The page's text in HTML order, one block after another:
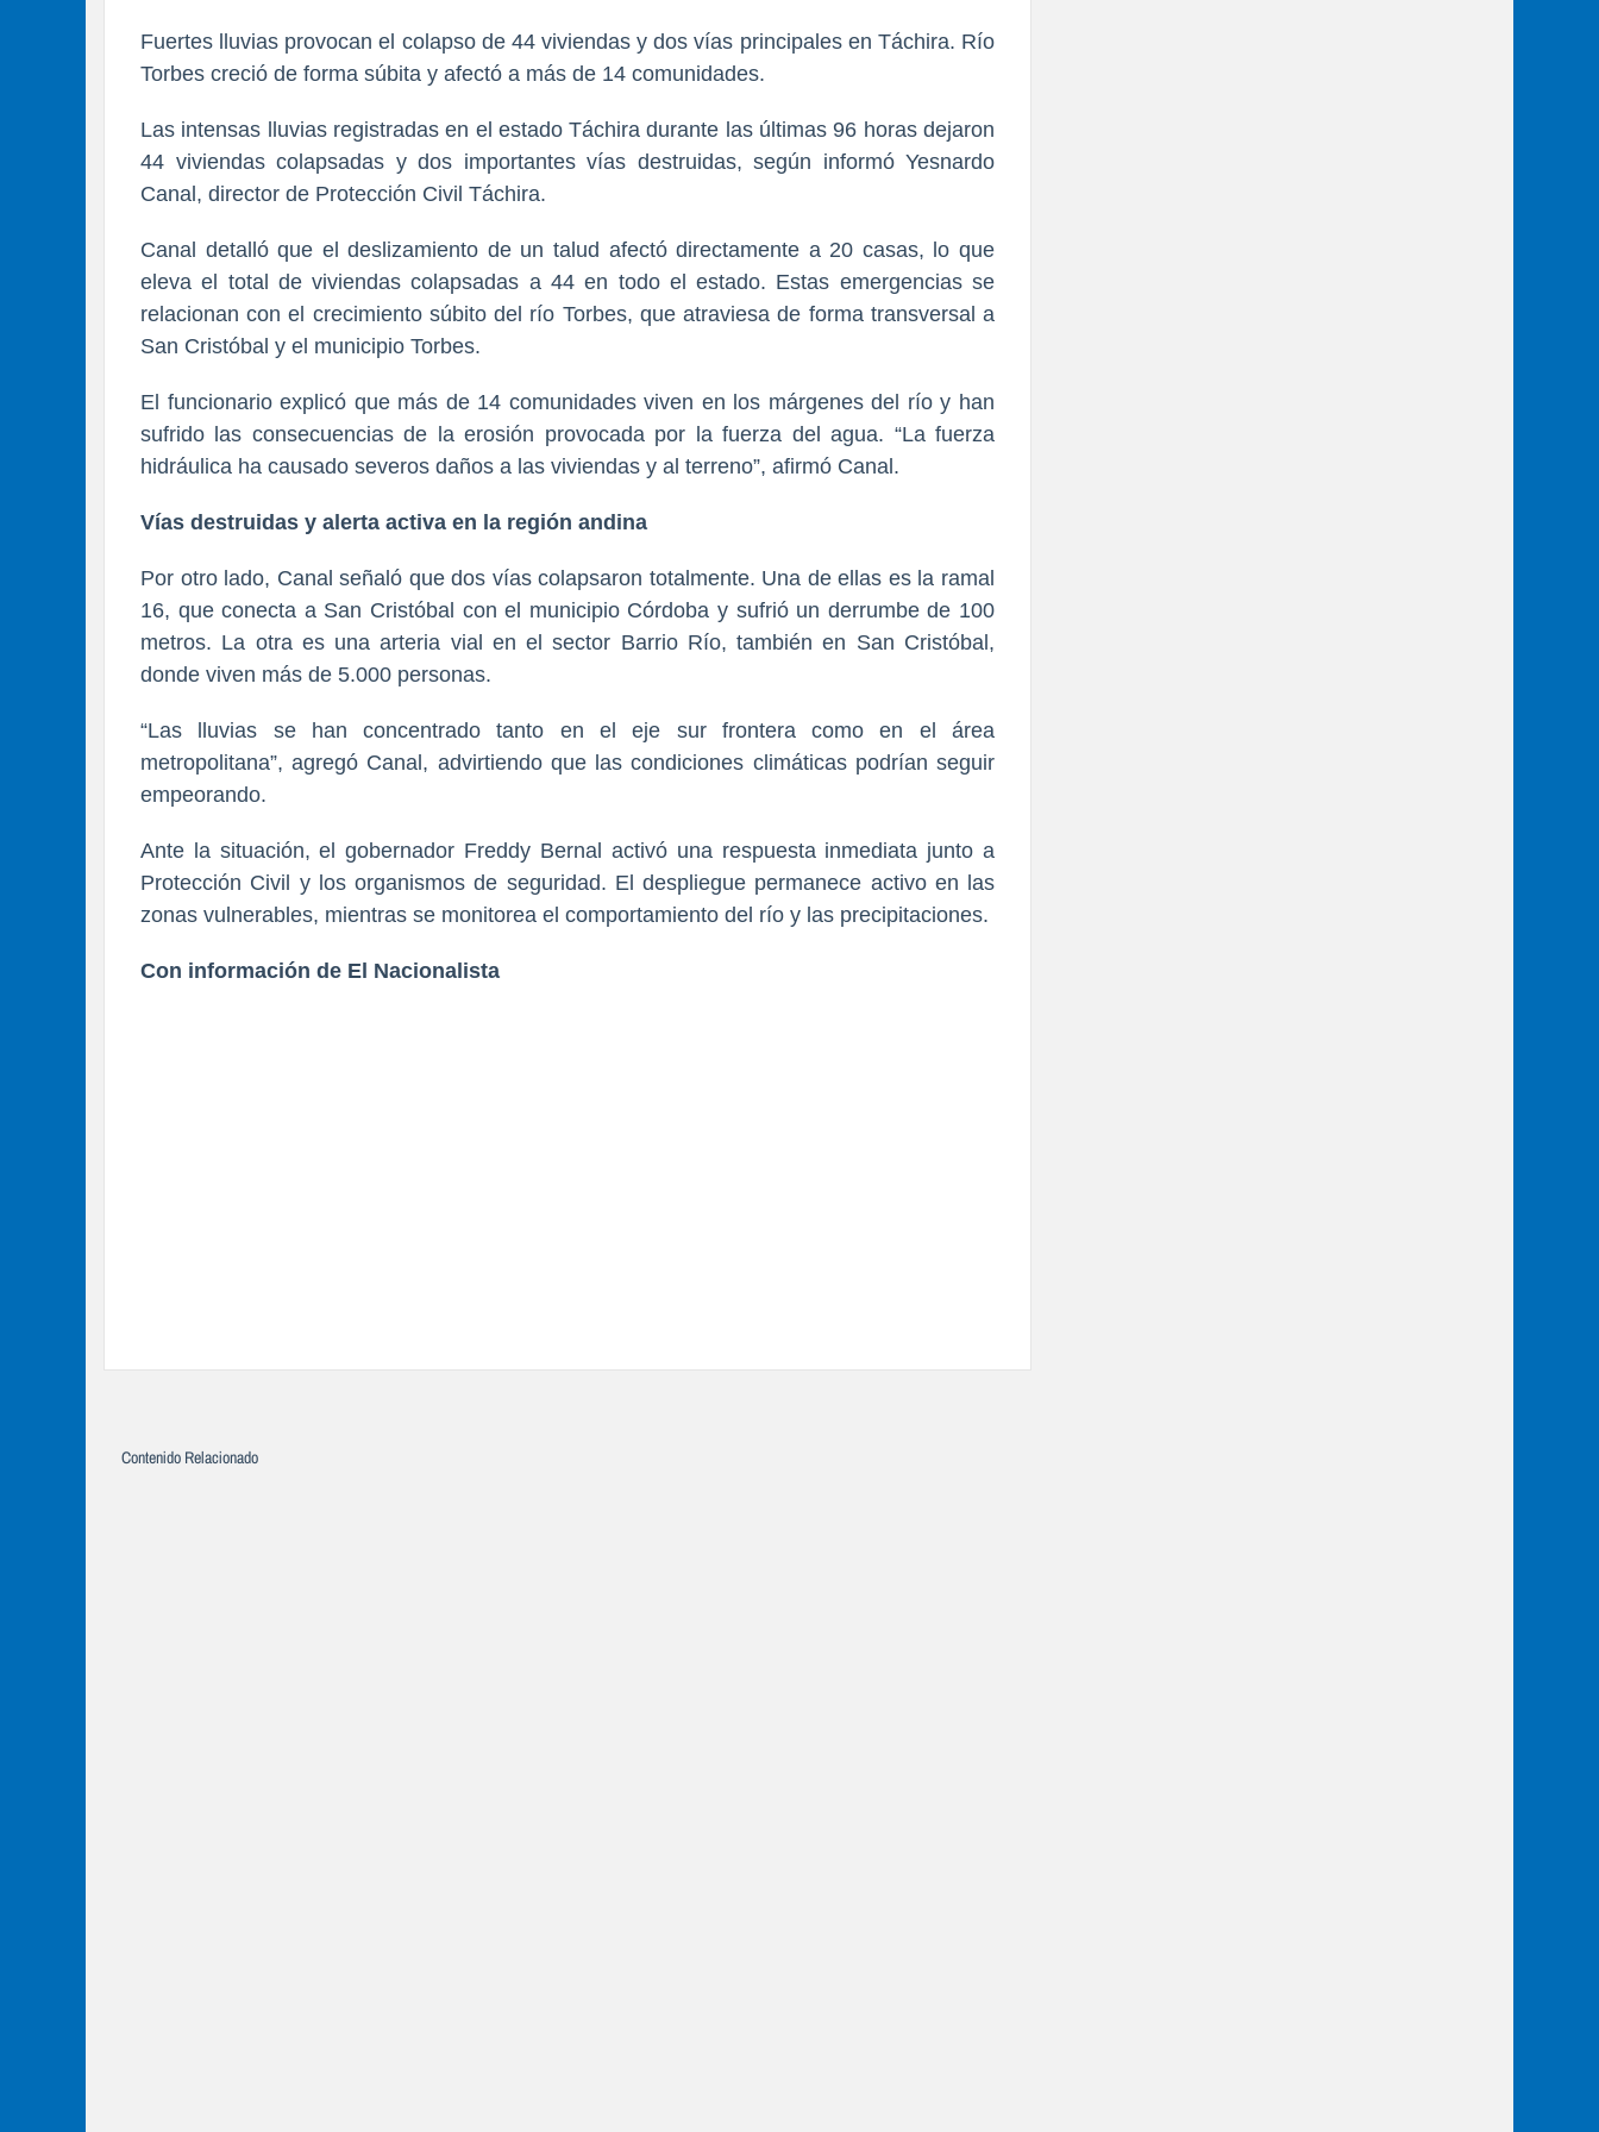
Fuertes lluvias provocan el colapso de 44 viviendas y dos vías principales en Táchira. Río
Torbes creció de forma súbita y afectó a más de 14 comunidades.
Las intensas lluvias registradas en el estado Táchira durante las últimas 96 horas dejaron
44 viviendas colapsadas y dos importantes vías destruidas, según informó Yesnardo
Canal, director de Protección Civil Táchira.
Canal detalló que el deslizamiento de un talud afectó directamente a 20 casas, lo que
eleva el total de viviendas colapsadas a 44 en todo el estado. Estas emergencias se
relacionan con el crecimiento súbito del río Torbes, que atraviesa de forma transversal a
San Cristóbal y el municipio Torbes.
El funcionario explicó que más de 14 comunidades viven en los márgenes del río y han
sufrido las consecuencias de la erosión provocada por la fuerza del agua. “La fuerza
hidráulica ha causado severos daños a las viviendas y al terreno”, afirmó Canal.
Vías destruidas y alerta activa en la región andina
Por otro lado, Canal señaló que dos vías colapsaron totalmente. Una de ellas es la ramal
16, que conecta a San Cristóbal con el municipio Córdoba y sufrió un derrumbe de 100
metros. La otra es una arteria vial en el sector Barrio Río, también en San Cristóbal,
donde viven más de 5.000 personas.
“Las lluvias se han concentrado tanto en el eje sur frontera como en el área
metropolitana”, agregó Canal, advirtiendo que las condiciones climáticas podrían seguir
empeorando.
Ante la situación, el gobernador Freddy Bernal activó una respuesta inmediata junto a
Protección Civil y los organismos de seguridad. El despliegue permanece activo en las
zonas vulnerables, mientras se monitorea el comportamiento del río y las precipitaciones.
Con información de El Nacionalista
Contenido Relacionado